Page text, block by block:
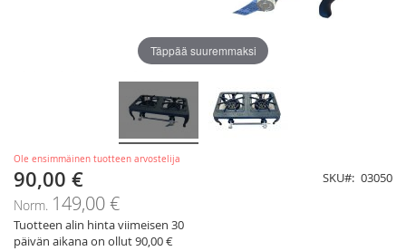
Ole ensimmäinen tuotteen arvostelija
Tarjoushinta
90,00 €
Norm. 149,00 €
Tuotteen alin hinta viimeisen 30
päivän aikana on ollut 90,00 €
SKU 03050
Täppää suuremmaksi